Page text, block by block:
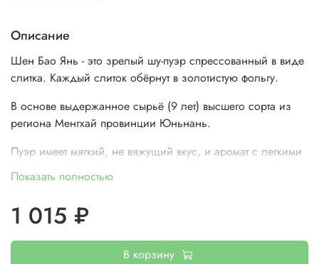
Описание
Шен Бао Янь - это зрелый шу-пуэр спрессованный в виде
слитка. Каждый слиток обёрнут в золотистую фольгу.
В основе выдержанное сырьё (9 лет) высшего сорта из
региона Менгхай провинции Юньнань.
Пуэр имеет мягкий, не вяжущий вкус, и аромат с легкими
фруктовыми оттенками, специфически пуэрный.
[Провинция Юньнань; Menghai Li Ming Tea Factory]
Показать полностью
1 015 ₽
В корзину